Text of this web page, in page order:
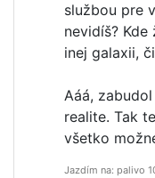
službou pre
nevidíš?
inej galaxii,
Aáá,
realite. Tak
všetko
Jazdím na: palivo